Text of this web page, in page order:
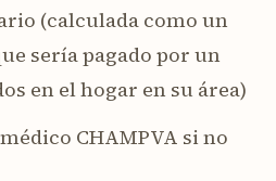
(calculada como un
sería pagado por un
en el hogar en su área)
CHAMPVA si no